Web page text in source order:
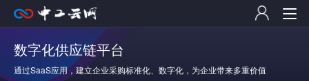
数字化供应链平台
通过SaaS应用，建立企业采购标准化、数字化，为企业带来多重价值